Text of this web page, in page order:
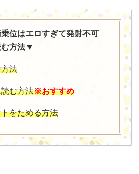
位はエロすぎて発射不可
む方法▼
法
む方法※おすすめ
をためる方法